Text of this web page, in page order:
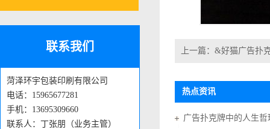
联系我们
菏泽环宇包装印刷有限公司
电话：15965677281
手机：13695309660
联系人：丁张朋（业务主管）
上一篇： &好猫广告扑
热点资讯
广告扑克牌中的人生哲